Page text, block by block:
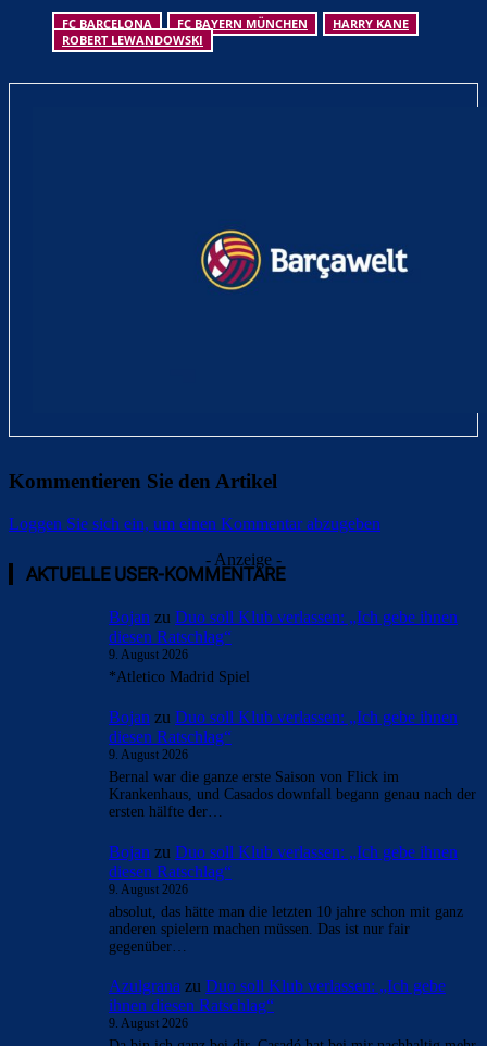
FC BARCELONA FC BAYERN MÜNCHEN
HARRY KANE
ROBERT LEWANDOWSKI
Kommentieren Sie den Artikel
Loggen Sie sich ein, um einen Kommentar abzugeben
AKTUELLE USER-KOMMENTARE
BojanzuDuo soll Klub verlassen: „Ich gebe ihnen